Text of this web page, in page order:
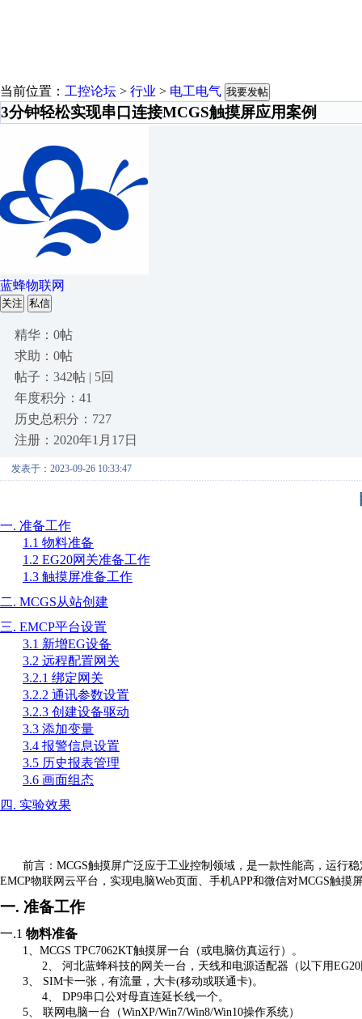
当前位置： 工控论坛 > 行业 > 电工电气 我要发帖
3分钟轻松实现串口连接MCGS触摸屏应用案例
蓝蜂物联网
关注 私信
精华：0帖
求助：0帖
帖子：342帖 | 5回
年度积分：41
历史总积分：727
注册：2020年1月17日
发表于：2023-09-26 10:33:47
一. 准备工作
1.1 物料准备
1.2 EG20网关准备工作
1.3 触摸屏准备工作
二. MCGS从站创建
三. EMCP平台设置
3.1 新增EG设备
3.2 远程配置网关
3.2.1 绑定网关
3.2.2 通讯参数设置
3.2.3 创建设备驱动
3.3 添加变量
3.4 报警信息设置
3.5 历史报表管理
3.6 画面组态
四. 实验效果
前言： MCGS触摸屏广泛应于工业控制领域，是一款性能高，运行
EMCP物联网云平台，实现电脑Web页面、手机APP和微信对MCGS触摸
一. 准备工作
一.1 物料准备
1、 MCGS TPC7062KT触摸屏一台（或电脑仿真运行）。
2、 河北蓝蜂科技的网关一台，天线和电源适配器（以下用EG20
3、 SIM卡一张，有流量，大卡(移动或联通卡)。
4、 DP9串口公对母直连延长线一个。
5、 联网电脑一台（WinXP/Win7/Win8/Win10操作系统）